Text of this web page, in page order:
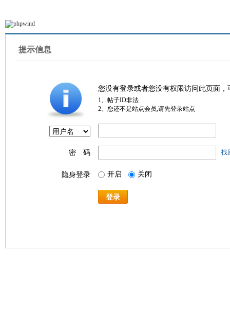
提示信息
您没有登录或者您没有权限访问此页面
1、帖子ID非法
2、您还不是站点会员,请先登录站点
密 码 找
隐身登录 开启 关闭
登录